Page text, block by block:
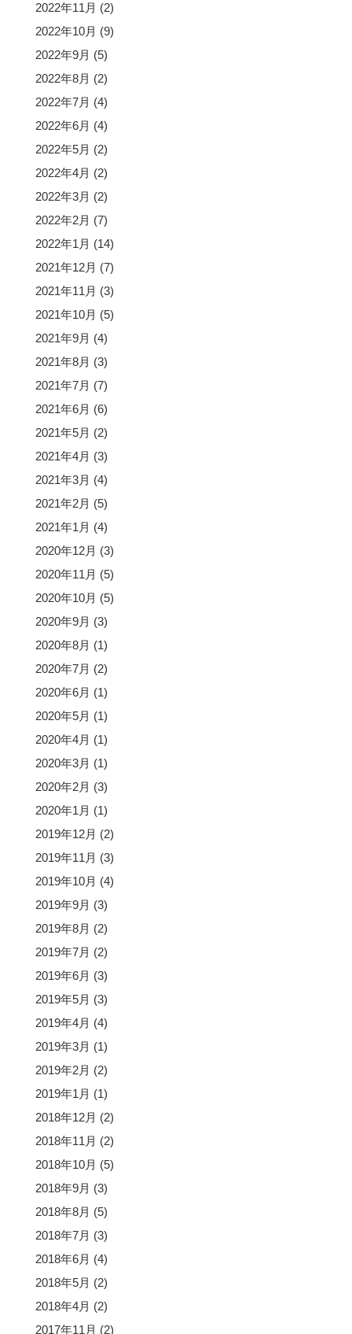
2022年11月 (2)
2022年10月 (9)
2022年9月 (5)
2022年8月 (2)
2022年7月 (4)
2022年6月 (4)
2022年5月 (2)
2022年4月 (2)
2022年3月 (2)
2022年2月 (7)
2022年1月 (14)
2021年12月 (7)
2021年11月 (3)
2021年10月 (5)
2021年9月 (4)
2021年8月 (3)
2021年7月 (7)
2021年6月 (6)
2021年5月 (2)
2021年4月 (3)
2021年3月 (4)
2021年2月 (5)
2021年1月 (4)
2020年12月 (3)
2020年11月 (5)
2020年10月 (5)
2020年9月 (3)
2020年8月 (1)
2020年7月 (2)
2020年6月 (1)
2020年5月 (1)
2020年4月 (1)
2020年3月 (1)
2020年2月 (3)
2020年1月 (1)
2019年12月 (2)
2019年11月 (3)
2019年10月 (4)
2019年9月 (3)
2019年8月 (2)
2019年7月 (2)
2019年6月 (3)
2019年5月 (3)
2019年4月 (4)
2019年3月 (1)
2019年2月 (2)
2019年1月 (1)
2018年12月 (2)
2018年11月 (2)
2018年10月 (5)
2018年9月 (3)
2018年8月 (5)
2018年7月 (3)
2018年6月 (4)
2018年5月 (2)
2018年4月 (2)
2017年11月 (2)